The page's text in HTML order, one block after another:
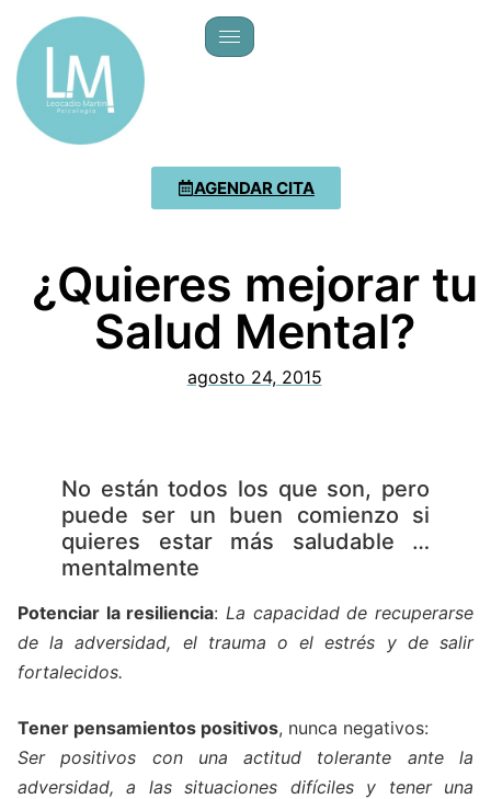
AGENDAR CITA
¿Quieres mejorar tu
Salud Mental?
agosto 24, 2015
No están todos los que son, pero
puede ser un buen comienzo si
quieres estar más saludable …
mentalmente
Potenciar la resiliencia: La capacidad de recuperarse
de la adversidad, el trauma o el estrés y de salir
fortalecidos.
Tener pensamientos positivos, nunca negativos:
Ser positivos con una actitud tolerante ante la
adversidad, a las situaciones difíciles y tener una